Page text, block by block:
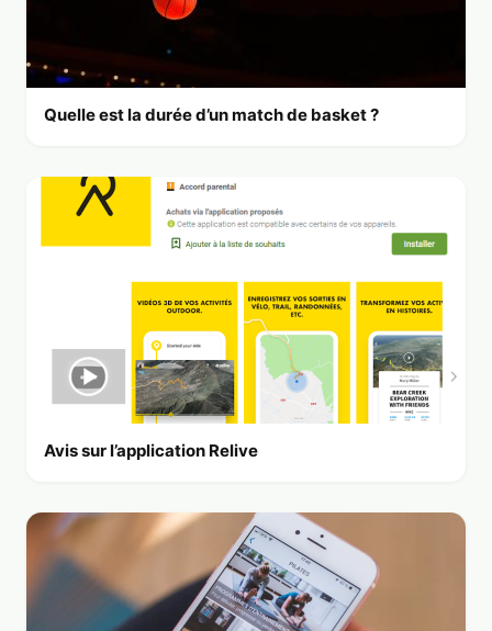
Quelle est la durée d’un match de basket ?
Avis sur l’application Relive